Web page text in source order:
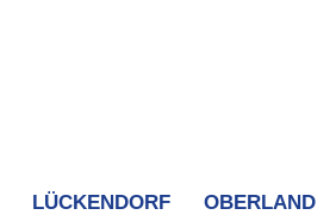
LÜCKENDORF OBERLAND